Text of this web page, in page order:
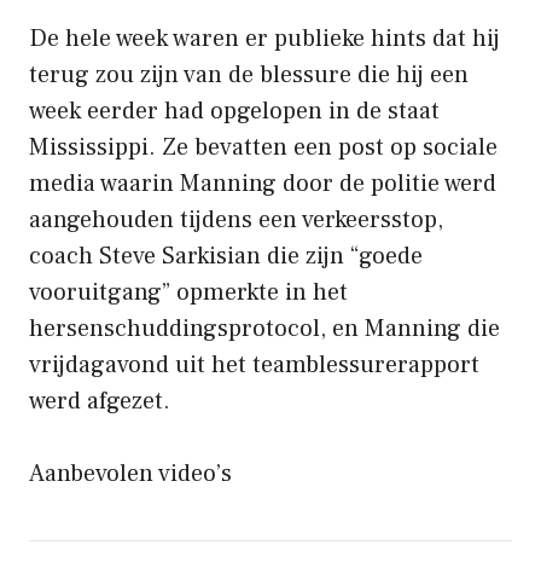
De hele week waren er publieke hints dat hij
terug zou zijn van de blessure die hij een
week eerder had opgelopen in de staat
Mississippi. Ze bevatten een post op sociale
media waarin Manning door de politie werd
aangehouden tijdens een verkeersstop,
coach Steve Sarkisian die zijn “goede
vooruitgang” opmerkte in het
hersenschuddingsprotocol, en Manning die
vrijdagavond uit het teamblessurerapport
werd afgezet.
Aanbevolen video’s